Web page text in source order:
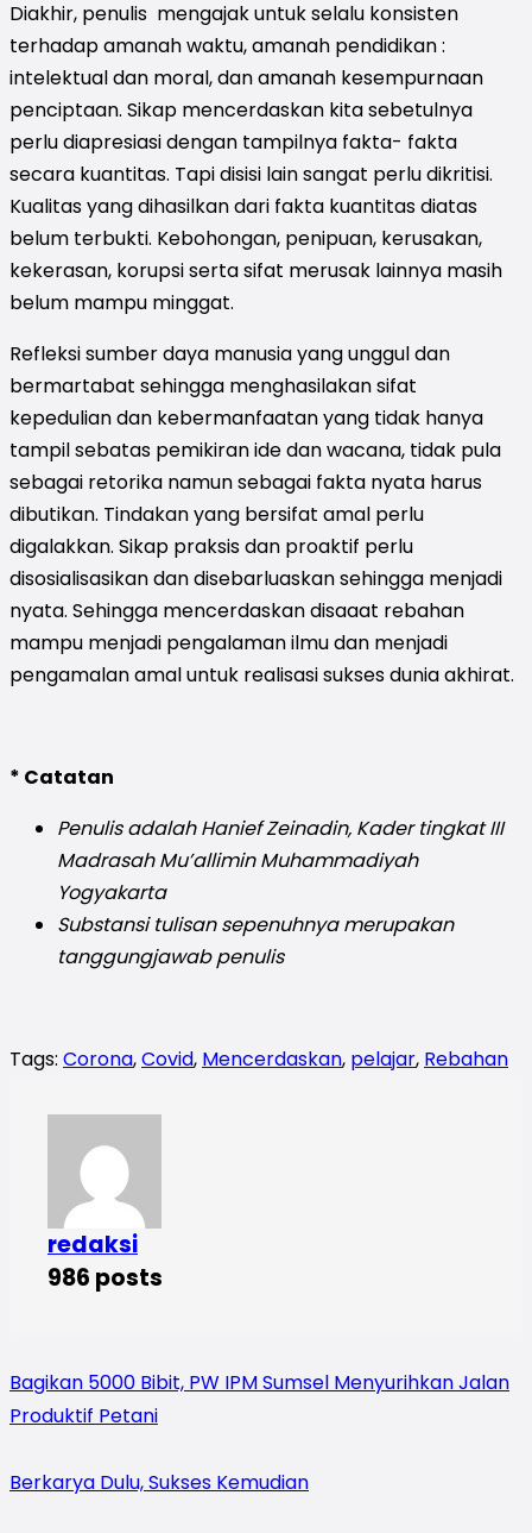
Diakhir, penulis mengajak untuk selalu konsisten
terhadap amanah waktu, amanah pendidikan :
intelektual dan moral, dan amanah kesempurnaan
penciptaan. Sikap mencerdaskan kita sebetulnya
perlu diapresiasi dengan tampilnya fakta- fakta
secara kuantitas. Tapi disisi lain sangat perlu dikritisi.
Kualitas yang dihasilkan dari fakta kuantitas diatas
belum terbukti. Kebohongan, penipuan, kerusakan,
kekerasan, korupsi serta sifat merusak lainnya masih
belum mampu minggat.
Refleksi sumber daya manusia yang unggul dan
bermartabat sehingga menghasilakan sifat
kepedulian dan kebermanfaatan yang tidak hanya
tampil sebatas pemikiran ide dan wacana, tidak pula
sebagai retorika namun sebagai fakta nyata harus
dibutikan. Tindakan yang bersifat amal perlu
digalakkan. Sikap praksis dan proaktif perlu
disosialisasikan dan disebarluaskan sehingga menjadi
nyata. Sehingga mencerdaskan disaaat rebahan
mampu menjadi pengalaman ilmu dan menjadi
pengamalan amal untuk realisasi sukses dunia akhirat.
* Catatan
Penulis adalah Hanief Zeinadin, Kader tingkat III
Madrasah Mu’allimin Muhammadiyah
Yogyakarta
Substansi tulisan sepenuhnya merupakan
tanggungjawab penulis
Tags: Corona,Covid, Mencerdaskan, pelajar, Rebahan
redaksi
986 posts
Bagikan 5000 Bibit, PW IPM Sumsel Menyurihkan Jalan
Produktif Petani
Berkarya Dulu, Sukses Kemudian